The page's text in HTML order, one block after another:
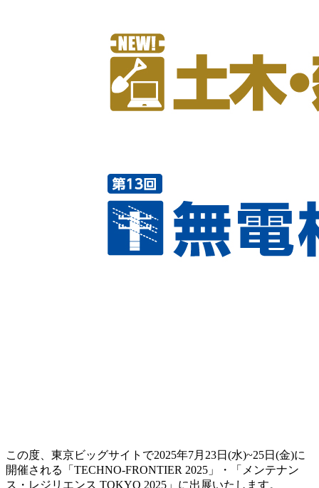
この度、東京ビッグサイトで2025年7月23日(水)~25日(金)に
開催される「TECHNO-FRONTIER 2025」・「メンテナン
ス・レジリエンス TOKYO 2025」に出展いたします。